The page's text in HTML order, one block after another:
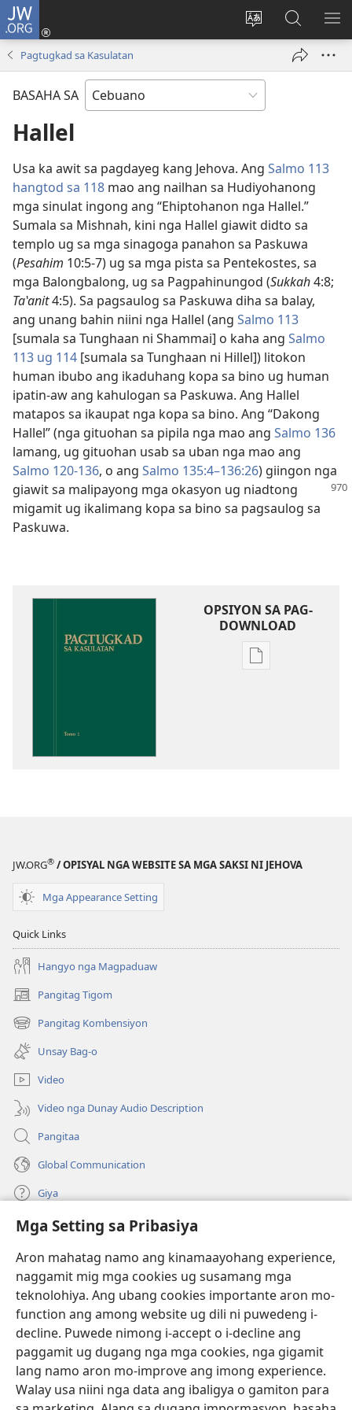
Mga Setting sa Pribasiya
Aron mahatag namo ang kinamaayohang experience,
naggamit mig mga cookies ug susamang mga
teknolohiya. Ang ubang cookies importante aron mo-
function ang among website ug dili ni puwedeng i-
decline. Puwede nimong i-accept o i-decline ang
paggamit ug dugang nga mga cookies, nga gigamit
lang namo aron mo-improve ang imong experience.
Walay usa niini nga data ang ibaligya o gamiton para
JW.ORG
Ilisi
pinulongan
sa
site
Log
ug
Pangitaa
sa
JW.ORG
Pagtugkad sa Kasulatan
BASAHA SA
Hallel
Usa ka awit sa pagdayeg kang Jehova. Ang Salmo 113
hangtod sa 118 mao ang nailhan sa Hudiyohanong
mga sinulat ingong ang “Ehiptohanon nga Hallel.”
Sumala sa Mishnah, kini nga Hallel giawit didto sa
templo ug sa mga sinagoga panahon sa Paskuwa
(Pesahim 10:​5-7) ug sa mga pista sa Pentekostes, sa
mga Balongbalong, ug sa Pagpahinungod (Sukkah4:8;
Taʽanit4:5). Sa pagsaulog sa Paskuwa diha sa balay,
ang unang bahin niini nga Hallel (ang Salmo 113
[sumala sa Tunghaan ni Shammai] o kaha ang Salmo
113 ug 114 [sumala sa Tunghaan ni Hillel]) litokon
human ibubo ang ikaduhang kopa sa bino ug human
ipatin-aw ang kahulogan sa Paskuwa. Ang Hallel
matapos sa ikaupat nga kopa sa bino. Ang “Dakong
Hallel” (nga gituohan sa pipila nga mao ang Salmo 136
lamang, ug gituohan usab sa uban nga mao ang
Salmo 120-136, o ang Salmo 135:4–​136:26) giingon nga
giawit sa malipayong mga okasyon ug niadtong
migamit ug ikalimang kopa sa bino sa pagsaulog sa
Paskuwa.
OPSIYON SA PAG-
DOWNLOAD
Opsiyon
JW.ORG® / OPISYAL NGA WEBSITE SA MGA SAKSI NI JEHOVA
Mga Appearance Setting
Quick Links
Hangyo nga Magpaduaw
Pangitag Tigom
(mo-
open
ug
bag-
ong
window)
Pangitag Kombensiyon
(mo-
open
ug
bag-
ong
window)
Unsay Bag-o
Video
Video nga Dunay Audio Description
Pangitaa
Global Communication
Giya
Donasyon
(mo-
open
bag-
ong
window)
Watchtower ONLINE NGA LIBRARYA
(mo-
open
ug
bag-
window)
JW Hub
(mo-
open
ug
bag-
ong
window)
JW Library
Watchtower Library